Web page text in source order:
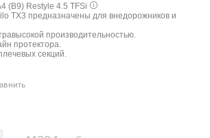
(B9) Restyle 4.5 TFSi
TX3 предназначены для внедорожников и
производительностью.
протектора.
секций.